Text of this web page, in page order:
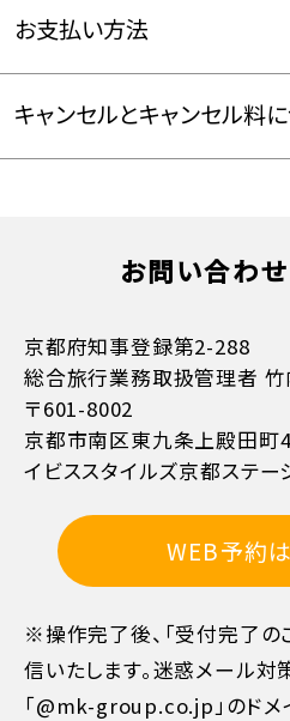
お支払い方法
キャンセルとキャンセル料
お問い合わ
京都府知事登録第2-288
総合旅行業務取扱管理者
〒601-8002
京都市南区東九条上殿田町
イビススタイルズ京都ステー
WEB予約
※操作完了後、「受付完了の
信いたします。迷惑メール対
「@mk-group.co.jp」のド